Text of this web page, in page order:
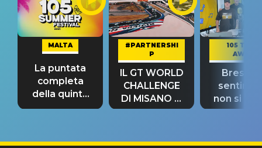
MALTA
La puntata
completa
della quinta
tappa
#PARTNERSHI
P
IL GT WORLD
CHALLENGE
DI MISANO si
riconferma
105 TAKE
AWAY
Bresh:
non si
fino alla